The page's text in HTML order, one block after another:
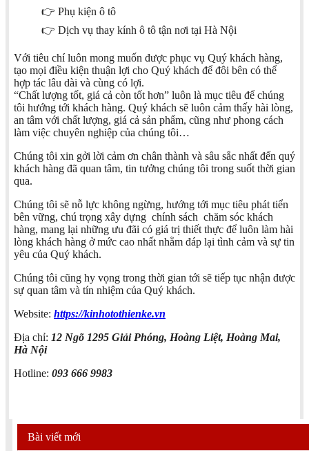
👉 Phụ kiện ô tô
👉 Dịch vụ thay kính ô tô tận nơi tại Hà Nội
Với tiêu chí luôn mong muốn được phục vụ Quý khách hàng,
tạo mọi điều kiện thuận lợi cho Quý khách để đôi bên có thể
hợp tác lâu dài và cùng có lợi.
“Chất lượng tốt, giá cả còn tốt hơn” luôn là mục tiêu để chúng
tôi hướng tới khách hàng. Quý khách sẽ luôn cảm thấy hài lòng,
an tâm với chất lượng, giá cả sản phẩm, cũng như phong cách
làm việc chuyên nghiệp của chúng tôi…
Chúng tôi xin gởi lời cảm ơn chân thành và sâu sắc nhất đến quý
khách hàng đã quan tâm, tin tưởng chúng tôi trong suốt thời gian
qua.
Chúng tôi sẽ nỗ lực không ngừng, hướng tới mục tiêu phát tiển
bên vững, chú trọng xây dựng chính sách chăm sóc khách
hàng, mang lại những ưu đãi có giá trị thiết thực để luôn làm hài
lòng khách hàng ở mức cao nhất nhằm đáp lại tình cảm và sự tin
yêu của Quý khách.
Chúng tôi cũng hy vọng trong thời gian tới sẽ tiếp tục nhận được
sự quan tâm và tín nhiệm của Quý khách.
Website: https://kinhotothienke.vn
Địa chỉ: 12 Ngõ 1295 Giải Phóng, Hoàng Liệt, Hoàng Mai,
Hà Nội
Hotline: 093 666 9983
Bài viết mới